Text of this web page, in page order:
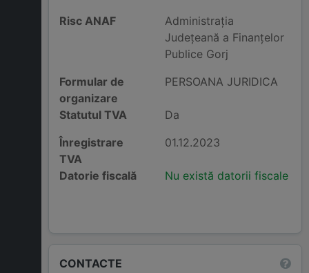
Risc ANAF
Administraţia
Judeţeană a Finanţelor
Publice Gorj
Formular de
organizare
PERSOANA JURIDICA
Statutul TVA
Da
Înregistrare
TVA
01.12.2023
Datorie fiscală Nu există datorii fiscale
CONTACTE